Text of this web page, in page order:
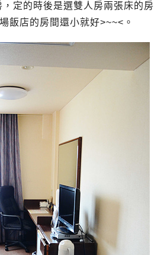
定的時後是選雙人房兩張床的房
飯店的房間還小就好>~~<。